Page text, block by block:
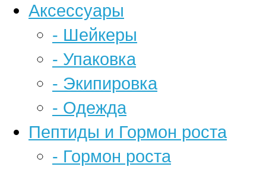
Аксессуары
- Шейкеры
- Упаковка
- Экипировка
- Одежда
Пептиды и Гормон роста
- Гормон роста